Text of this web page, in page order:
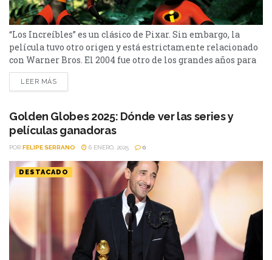
“Los Increíbles” es un clásico de Pixar. Sin embargo, la
película tuvo otro origen y está estrictamente relacionado
con Warner Bros. El 2004 fue otro de los grandes años para
el cine de animación. Entre los tantos clásicos que vieron
la luz ese año fue “Los Increíbles”. La historia de la familia
LEER MÁS
Golden Globes 2025: Dónde ver las series y
películas ganadoras
POR FELIPE SERRANO 6 ENERO, 2025 0
DESTACADO